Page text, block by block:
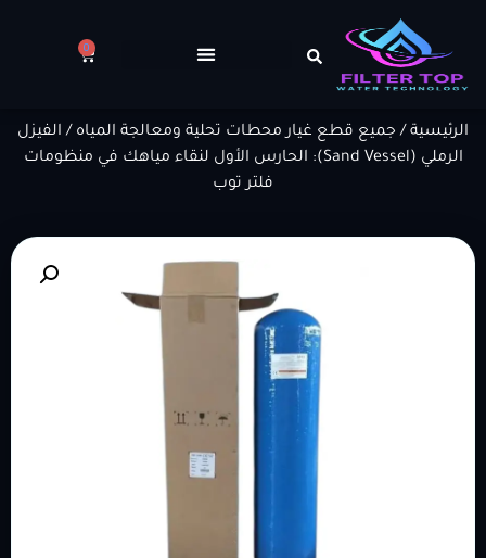
0
الرئيسية / جميع قطع غيار محطات تحلية ومعالجة المياه / الفيزل
الرملي (Sand Vessel): الحارس الأول لنقاء مياهك في منظومات
فلتر توب